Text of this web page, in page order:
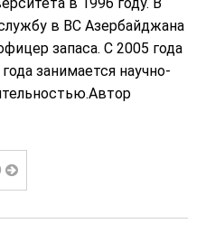
в 1996 году. В
в ВС Азербайджана
запаса. С 2005 года
занимается научно-